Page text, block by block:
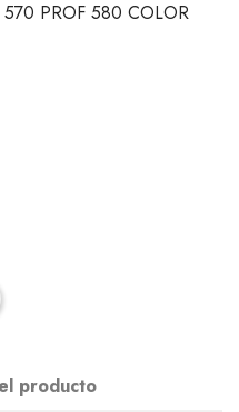
PROF 580 COLOR
producto